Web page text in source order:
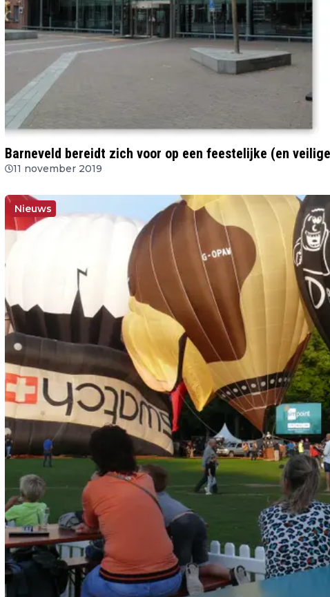
Barneveld bereidt zich voor op een feestelijke (en
11 november 2019
Nieuws